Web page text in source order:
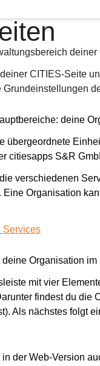
deiner
CITIES-Seite
deine
übergeordnete
citiesapps S&R
verschiedenen
Organisation
Services
Organisation im
mit vier
findest du die
Als nächstes folgt
der Web-Version